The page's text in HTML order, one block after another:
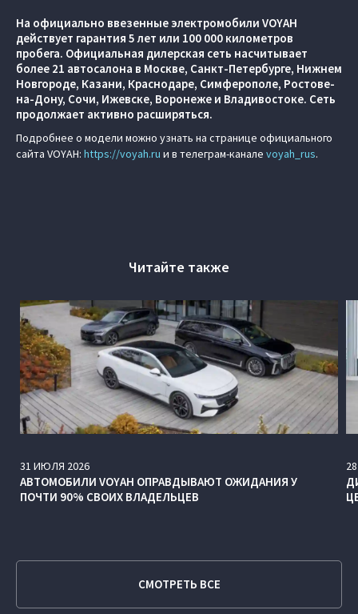
На официально ввезенные электромобили VOYAH
действует гарантия 5 лет или 100 000 километров
пробега. Официальная дилерская сеть насчитывает
более 21 автосалона в Москве, Санкт-Петербурге, Нижнем
Новгороде, Казани, Краснодаре, Симферополе, Ростове-
на-Дону, Сочи, Ижевске, Воронеже и Владивостоке. Сеть
продолжает активно расширяться.
Подробнее о модели можно узнать на странице официального
сайта VOYAH: https://voyah.ru и в телеграм-канале voyah_rus.
Читайте также
31 ИЮЛЯ 2026
АВТОМОБИЛИ VOYAH ОПРАВДЫВАЮТ ОЖИДАНИЯ У
ПОЧТИ 90% СВОИХ ВЛАДЕЛЬЦЕВ
28
СМОТРЕТЬ ВСЕ